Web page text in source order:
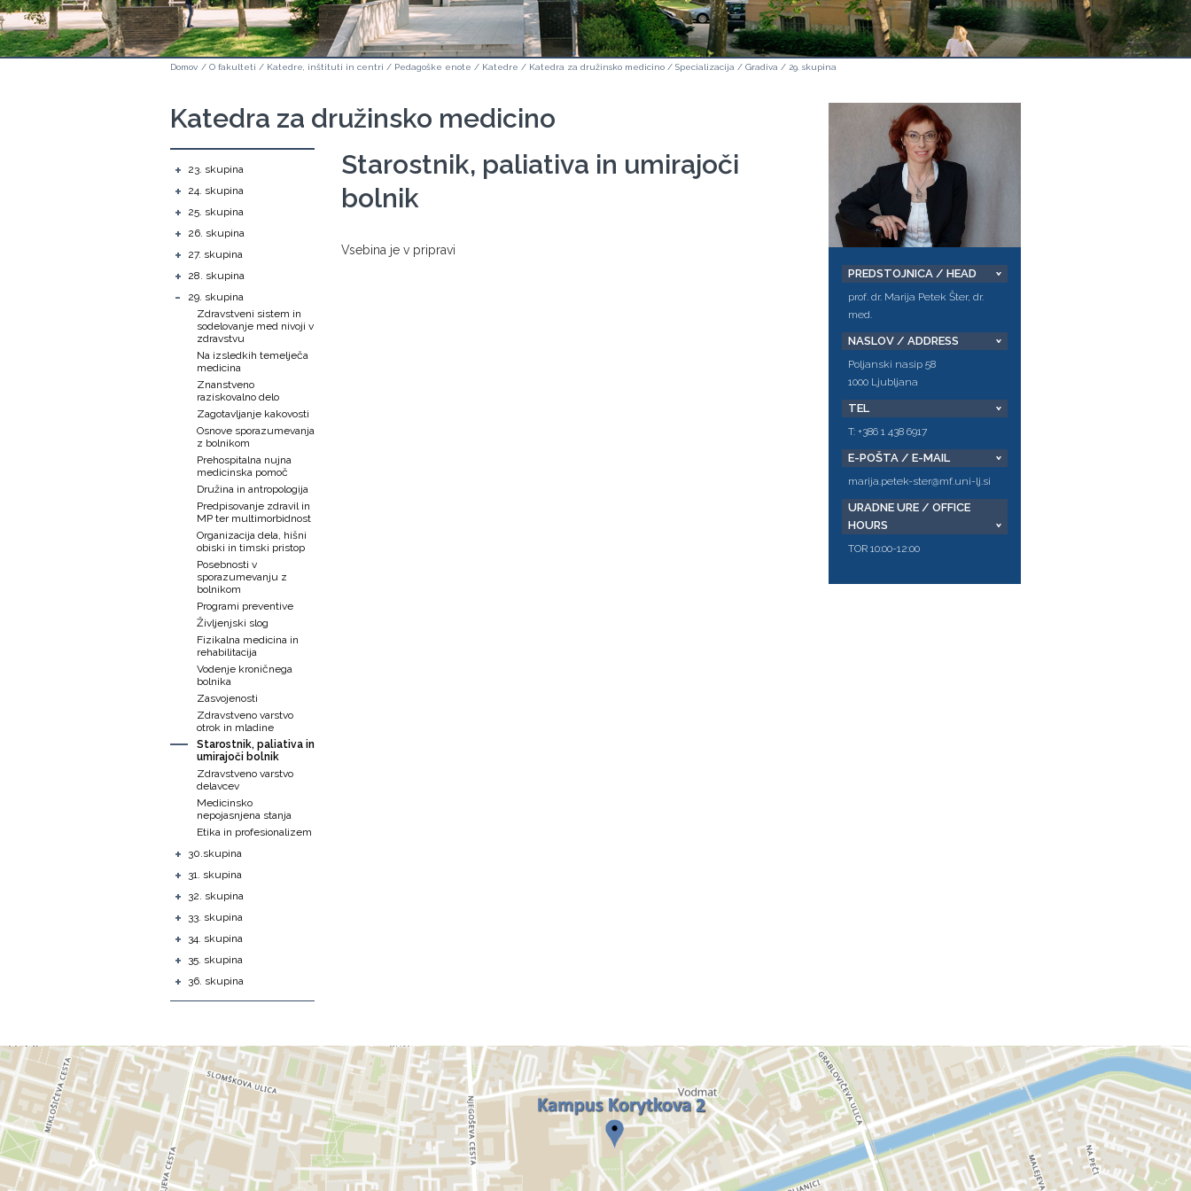
Domov / O fakulteti / Katedre, inštituti in centri / Pedagoške enote / Katedre / Katedra za družinsko medicino / Specializacija / Gradiva / 29. skupina
Katedra za družinsko medicino
+ 23. skupina
+ 24. skupina
+ 25. skupina
+ 26. skupina
+ 27. skupina
+ 28. skupina
-
29. skupina
Zdravstveni sistem in
sodelovanje med nivoji v
zdravstvu
Na izsledkih temelječa
medicina
Znanstveno
raziskovalno delo
Zagotavljanje kakovosti
Osnove sporazumevanja
z bolnikom
Prehospitalna nujna
medicinska pomoč
Družina in antropologija
Predpisovanje zdravil in
MP ter multimorbidnost
Organizacija dela, hišni
obiski in timski pristop
Posebnosti v
sporazumevanju z
bolnikom
Programi preventive
Življenjski slog
Fizikalna medicina in
rehabilitacija
Vodenje kroničnega
bolnika
Zasvojenosti
Zdravstveno varstvo
otrok in mladine
Starostnik, paliativa in
umirajoči bolnik
Zdravstveno varstvo
delavcev
Medicinsko
nepojasnjena stanja
Etika in profesionalizem
+ 30.skupina
+ 31. skupina
+ 32. skupina
+ 33. skupina
+ 34. skupina
+ 35. skupina
+ 36. skupina
Starostnik, paliativa in umirajoči
bolnik
​​​​​​​Vsebina je v pripravi
PREDSTOJNICA / HEAD
prof. dr. Marija Petek Šter, dr.
med.
NASLOV / ADDRESS
Poljanski nasip 58
1000 Ljubljana
TEL
T: +386 1 438 6917
E-POŠTA / E-MAIL
marija.petek-ster@mf.uni-lj.si
URADNE URE / OFFICE
HOURS
TOR 10:00-12:00